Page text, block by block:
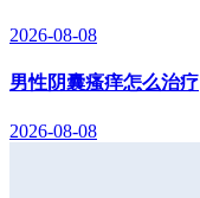
2026-08-08
男性阴囊瘙痒怎么治疗
2026-08-08